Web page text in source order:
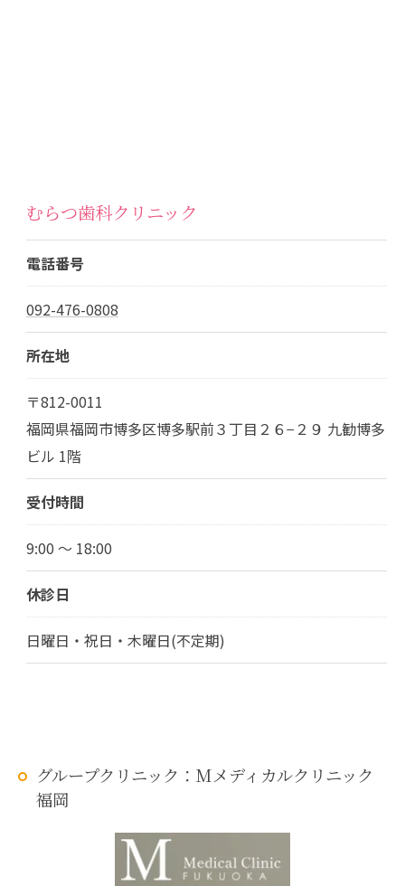
むらつ歯科クリニック
電話番号
092-476-0808
所在地
〒812-0011
福岡県福岡市博多区博多駅前３丁目２６−２９ 九勧博多
ビル 1階
受付時間
9:00 ～ 18:00
休診日
日曜日・祝日・木曜日(不定期)
グループクリニック：Mメディカルクリニック
福岡